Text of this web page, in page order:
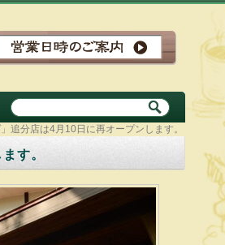
追分店は4月10日に再オープンします。
す。